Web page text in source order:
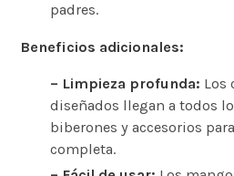
padres.
Beneficios adicionales:
– Limpieza profunda: Los
diseñados llegan a todos
biberones y accesorios
completa.